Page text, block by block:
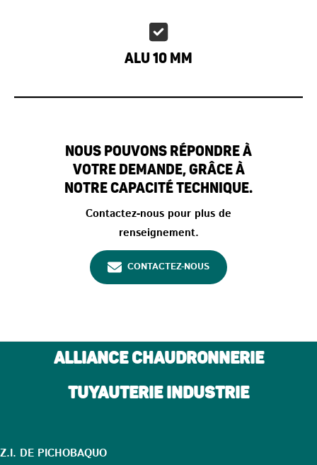
Alu 10 mm
Nous pouvons répondre à
votre demande, grâce à
notre capacité technique.
Contactez-nous pour plus de
renseignement.
CONTACTEZ-NOUS
ALLIANCE CHAUDRONNERIE
TUYAUTERIE INDUSTRIE
Z.I. DE PICHOBAQUO